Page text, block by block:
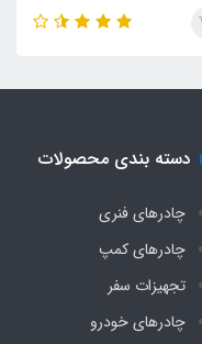
دسته بندی محصولات
چادرهای فنری
چادرهای کمپ
تجهیزات سفر
چادرهای خودرو